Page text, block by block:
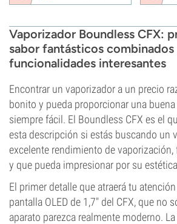
Vaporizador Boundless CFX:
sabor fantásticos
funcionalidades interesantes
Encontrar un vaporizador a un precio
bonito y pueda proporcionar una
siempre fácil. El Boundless CFX es el
esta descripción si estás buscando un
excelente rendimiento de
y que pueda impresionar por su
El primer detalle que atraerá tu
pantalla OLED de 1,7" del CFX, que no
aparato parezca realmente moderno.